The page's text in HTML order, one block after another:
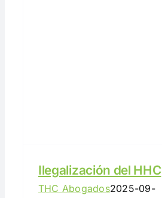
Ilegalización del HHC
THC Abogados2025-09-